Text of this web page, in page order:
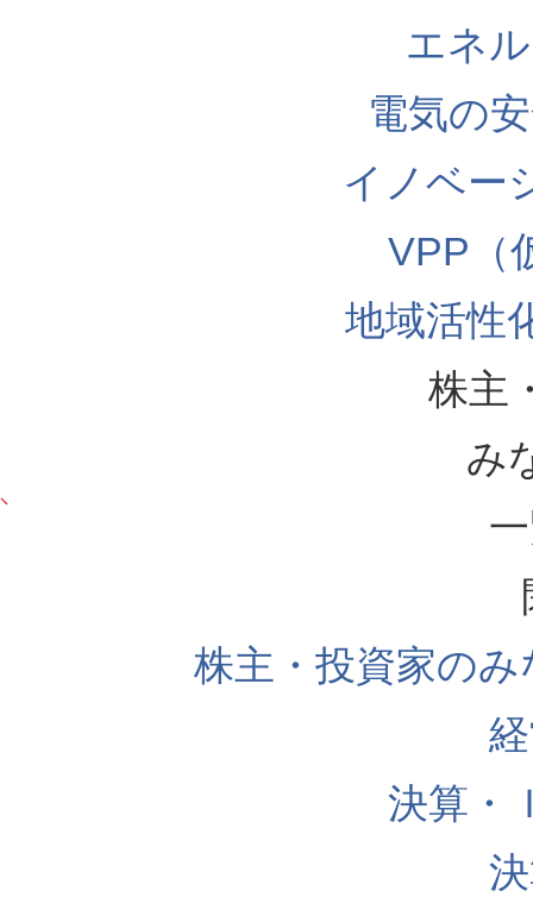
エネ
電気の
イノベー
VPP（
地域活性
株主
み
株主・投資家の
決算・